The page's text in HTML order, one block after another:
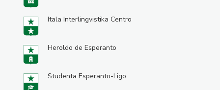
Itala Interlingvistika Centro
Heroldo de Esperanto
Studenta Esperanto-Ligo